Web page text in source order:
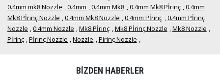
0.4mm mk8 Nozzle ,0.4mm ,0.4mm Mk8 ,0.4mm Mk8 Pİrinç ,0.4mm
Mk8 Pİrinç Nozzle ,0.4mm Mk8 Nozzle ,0.4mm Pİrinç ,0.4mm Pİrinç
Nozzle ,0.4mm Nozzle ,Mk8 Pİrinç ,Mk8 Pİrinç Nozzle ,Mk8 Nozzle ,
Pİrinç ,Pİrinç Nozzle ,Nozzle ,Pirinç Nozzle ,
BIZDEN HABERLER